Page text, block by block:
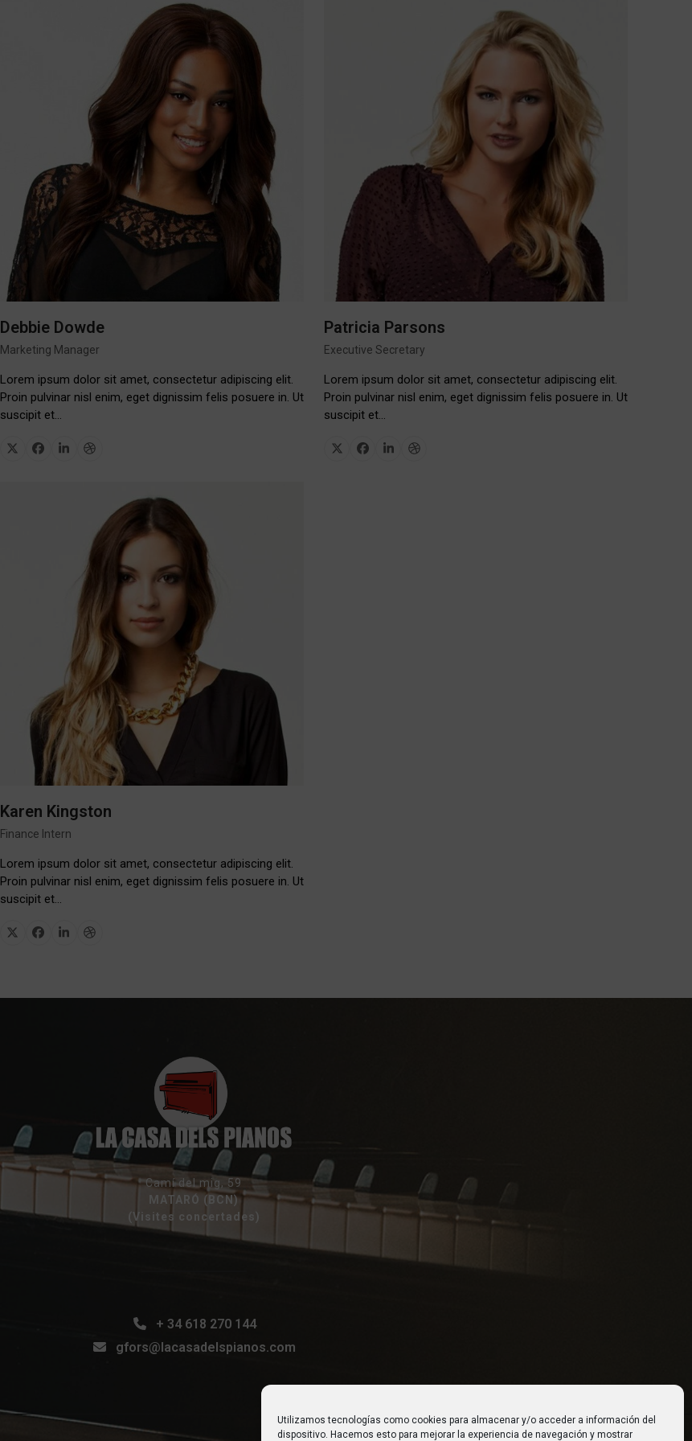
Utilizamos tecnologías como cookies para almacenar y/o acceder a información del
dispositivo. Hacemos esto para mejorar la experiencia de navegación y mostrar
Debbie Dowde
Marketing Manager
Lorem ipsum dolor sit amet, consectetur adipiscing elit.
Proin pulvinar nisl enim, eget dignissim felis posuere in. Ut
suscipit et…
X Facebook
LinkedinDribbble
Patricia Parsons
Executive Secretary
Lorem ipsum dolor sit amet, consectetur adipiscing elit.
Proin pulvinar nisl enim, eget dignissim felis posuere in. Ut
suscipit et…
X Facebook
LinkedinDribbble
Karen Kingston
Finance Intern
Lorem ipsum dolor sit amet, consectetur adipiscing elit.
Proin pulvinar nisl enim, eget dignissim felis posuere in. Ut
suscipit et…
X Facebook
LinkedinDribbble
Camí del mig, 59
MATARÓ (BCN)
(Visites concertades)
+ 34 618 270 144
gfors@lacasadelspianos.com